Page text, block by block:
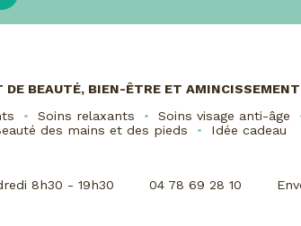
BEAUTÉ, BIEN-ÊTRE ET AMINCISSEMENT
Soins relaxants Soins visage anti-âge
des mains et des pieds Idée cadeau
8h30 - 19h30
04 78 69 28 10